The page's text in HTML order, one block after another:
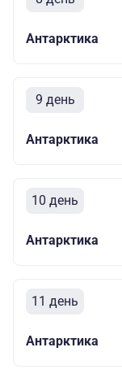
Антарктика
9 день
Антарктика
10 день
Антарктика
11 день
Антарктика